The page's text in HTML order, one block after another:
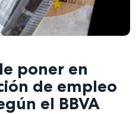
poner en
de empleo
el BBVA